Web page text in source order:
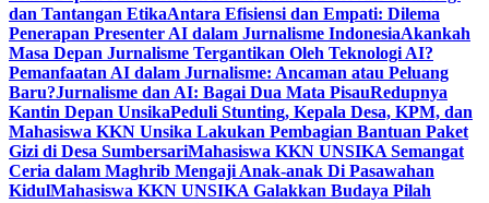
dan Tantangan EtikaAntara Efisiensi dan Empati: Dilema
Penerapan Presenter AI dalam Jurnalisme IndonesiaAkankah
Masa Depan Jurnalisme Tergantikan Oleh Teknologi AI?
Pemanfaatan AI dalam Jurnalisme: Ancaman atau Peluang
Baru?Jurnalisme dan AI: Bagai Dua Mata PisauRedupnya
Kantin Depan UnsikaPeduli Stunting, Kepala Desa, KPM, dan
Mahasiswa KKN Unsika Lakukan Pembagian Bantuan Paket
Gizi di Desa SumbersariMahasiswa KKN UNSIKA Semangat
Ceria dalam Maghrib Mengaji Anak-anak Di Pasawahan
KidulMahasiswa KKN UNSIKA Galakkan Budaya Pilah